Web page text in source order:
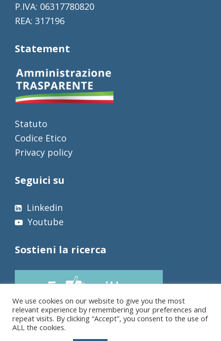
P.IVA: 06317780820
REA: 317196
Statement
Statuto
Codice Etico
Privacy policy
Seguici su
Linkedin
Youtube
Sostieni la ricerca
We use cookies on our website to give you the most
relevant experience by remembering your preferences and
repeat visits. By clicking “Accept”, you consent to the use of
ALL the cookies.